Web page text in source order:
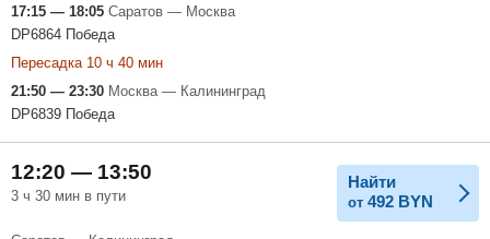
17:15 — 18:05 Саратов — Москва
DP6864 Победа
Пересадка 10 ч 40 мин
21:50 — 23:30 Москва — Калининград
DP6839 Победа
12:20 — 13:50
3 ч 30 мин в пути
Найти
от 492 BYN